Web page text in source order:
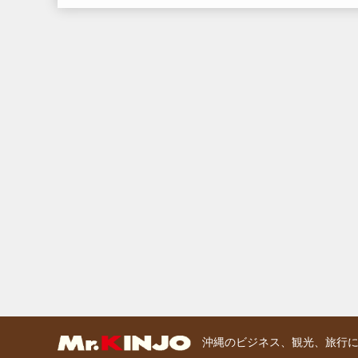
沖縄のビジネス、観光、旅行